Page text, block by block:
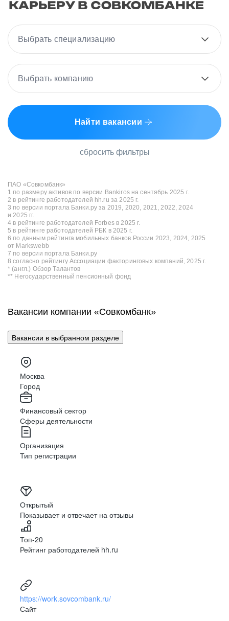
Выбрать специализацию
Выбрать компанию
Найти вакансии
сбросить фильтры
ПАО «Совкомбанк»
1 по размеру активов по версии Bankiros на сентябрь 2025 г.
2 в рейтинге работодателей hh.ru за 2025 г.
3 по версии портала Банки.ру за 2019, 2020, 2021, 2022, 2024
и 2025 гг.
4 в рейтинге работодателей Forbes в 2025 г.
5 в рейтинге работодателей РБК в 2025 г.
6 по данным рейтинга мобильных банков России 2023, 2024, 2025
от Markswebb
7 по версии портала Банки.ру
8 согласно рейтингу Ассоциации факторинговых компаний, 2025 г.
* (англ.) Обзор Талантов
** Негосударственный пенсионный фонд
Вакансии компании «Совкомбанк»
Вакансии в выбранном разделе
Москва
Город
Финансовый сектор
Сферы деятельности
Организация
Тип регистрации
Открытый
Показывает и отвечает на отзывы
Топ-20
Рейтинг работодателей hh.ru
https://work.sovcombank.ru/
Сайт